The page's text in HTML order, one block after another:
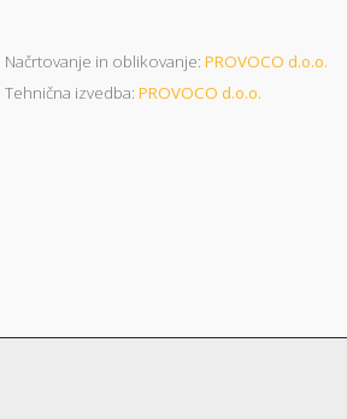
Načrtovanje in oblikovanje: PROVOCO d.o.o.
Tehnična izvedba: PROVOCO d.o.o.